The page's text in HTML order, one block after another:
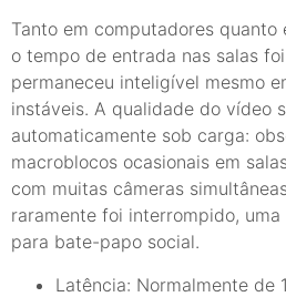
Tanto em computadores quanto
o tempo de entrada nas salas
permaneceu inteligível mesmo
instáveis. A qualidade do vídeo
automaticamente sob carga:
macroblocos ocasionais em
com muitas câmeras
raramente foi interrompido,
para bate-papo social.
Latência: Normalmente de